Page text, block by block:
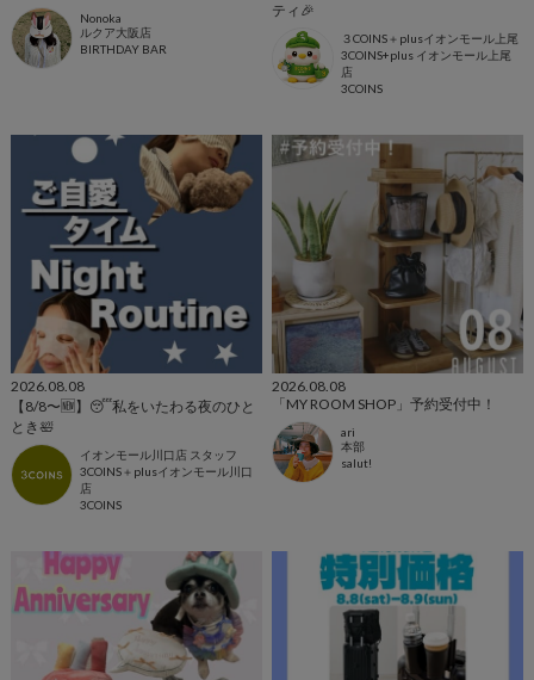
Nonoka
ルクア大阪店
BIRTHDAY BAR
ティ🎉
３COINS＋plusイオンモール上尾
3COINS+plus イオンモール上尾
店
3COINS
2026.08.08
【8/8〜🆕】😴私をいたわる夜のひと
とき🛀
イオンモール川口店 スタッフ
3COINS＋plusイオンモール川口
店
3COINS
2026.08.08
「MY ROOM SHOP」予約受付中！
ari
本部
salut!